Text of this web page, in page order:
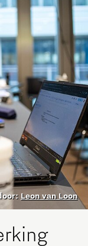
Leon van Loon